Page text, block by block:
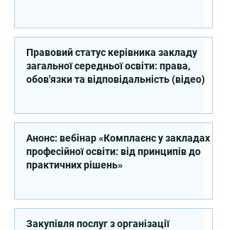
Правовий статус керівника закладу
загальної середньої освіти: права,
обов'язки та відповідальність (відео)
Анонс: вебінар «Комплаєнс у закладах
професійної освіти: від принципів до
практичних рішень»
Закупівля послуг з організації